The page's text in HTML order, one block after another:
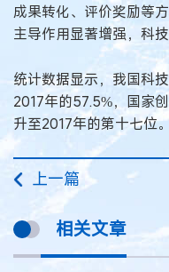
成果转化、评价奖励等
主导作用显著增强，科
统计数据显示，我国科
2017年的57.5%，国家
升至2017年的第十七位
上一篇
相关文章